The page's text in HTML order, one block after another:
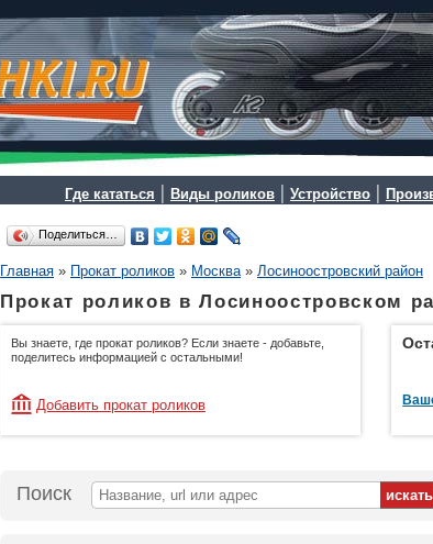
Где кататься | Виды роликов | Устройство |
Поделиться…
Главная » Прокат роликов » Москва» Лосиноостровский район
Прокат роликов в Лосиноостровском
Вы знаете, где прокат роликов? Если знаете - добавьте,
поделитесь информацией с остальными!
Добавить прокат роликов
Поиск